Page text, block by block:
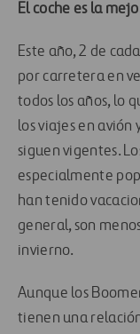
El coche es la
Este año, 2 de
por carretera en
todos los años, lo
los viajes en avión
siguen vigentes.
especialmente
han tenido
general, son
invierno.
Aunque los
tienen una